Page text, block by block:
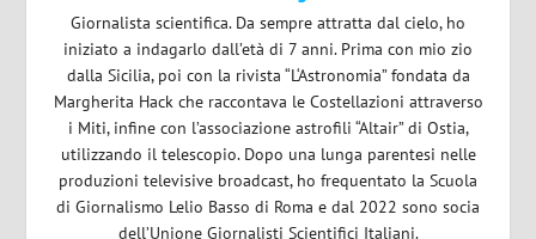
Giornalista scientifica. Da sempre attratta dal cielo, ho
iniziato a indagarlo dall’età di 7 anni. Prima con mio zio
dalla Sicilia, poi con la rivista “L‘Astronomia” fondata da
Margherita Hack che raccontava le Costellazioni attraverso
i Miti, infine con l’associazione astrofili “Altair” di Ostia,
utilizzando il telescopio. Dopo una lunga parentesi nelle
produzioni televisive broadcast, ho frequentato la Scuola
di Giornalismo Lelio Basso di Roma e dal 2022 sono socia
dell’Unione Giornalisti Scientifici Italiani.